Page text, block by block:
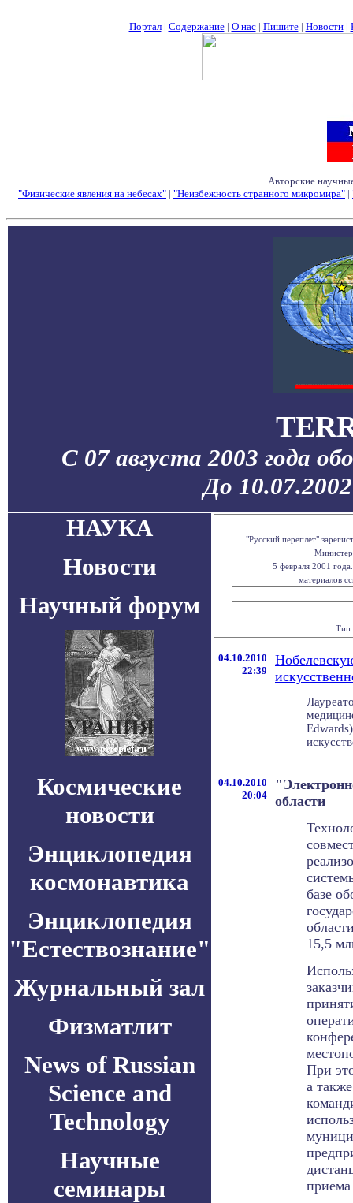
Портал| Содержание| О нас| Пишите| Новости|
Авторские
"Физические явления на небесах" | "Неизбежность странного микромира" |
С 07 августа 2003 года
До
НАУКА
Новости
Научный форум
Космические
новости
Энциклопедия
космонавтика
Энциклопедия
"Естествознание"
Журнальный зал
Физматлит
News of Russian
Science and
Technology
Научные
семинары
"Русский переплет"
5 февраля 2001
материалов
Тип
04.10.2010
22:39
04.10.2010
20:04
области
базе
15,5
При
а
приема